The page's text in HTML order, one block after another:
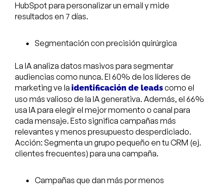
HubSpot para personalizar un email y mide
resultados en 7 días.
Segmentación con precisión quirúrgica
La IA analiza datos masivos para segmentar
audiencias como nunca. El 60% de los líderes de
marketing ve la identificación de leadscomo el
uso más valioso de la IA generativa. Además, el 66%
usa IA para elegir el mejor momento o canal para
cada mensaje. Esto significa campañas más
relevantes y menos presupuesto desperdiciado.
Acción: Segmenta un grupo pequeño en tu CRM (ej.
clientes frecuentes) para una campaña.
Campañas que dan más por menos